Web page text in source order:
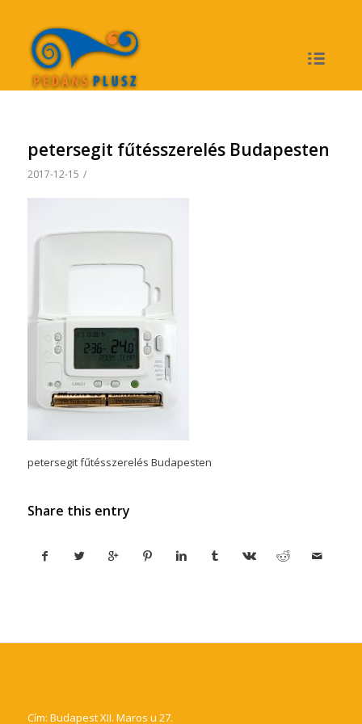
petersegit fűtésszerelés Budapesten
2017-12-15 /
petersegit fűtésszerelés Budapesten
Share this entry
Cím: Budapest XII. Maros u 27.